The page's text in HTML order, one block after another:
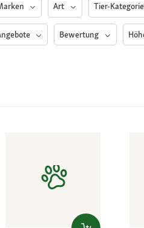
Art Tier-Kategorie
Bewertung